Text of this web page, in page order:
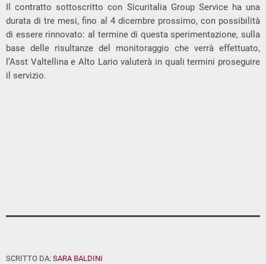
Il contratto sottoscritto con Sicuritalia Group Service ha una
durata di tre mesi, fino al 4 dicembre prossimo, con possibilità
di essere rinnovato: al termine di questa sperimentazione, sulla
base delle risultanze del monitoraggio che verrà effettuato,
l’Asst Valtellina e Alto Lario valuterà in quali termini proseguire
il servizio.
SCRITTO DA: SARA BALDINI